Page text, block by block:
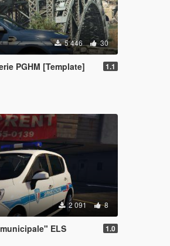
5 446 30
PGHM [Template] 1.1
2 091 8
ELS 1.0